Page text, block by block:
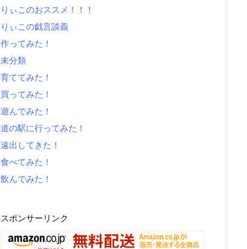
りぃこのおススメ！！！
りぃこの戯言談義
作ってみた！
未分類
育ててみた！
買ってみた！
遊んでみた！
道の駅に行ってみた！
遠出してきた！
食べてみた！
飲んでみた！
スポンサーリンク